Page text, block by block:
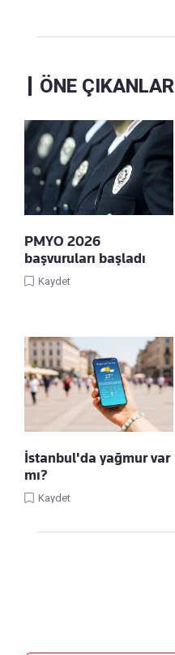
ÖNE ÇIKANLAR
PMYO 2026
başvuruları başladı
Kaydet
İstanbul'da yağmur var
mı?
Kaydet